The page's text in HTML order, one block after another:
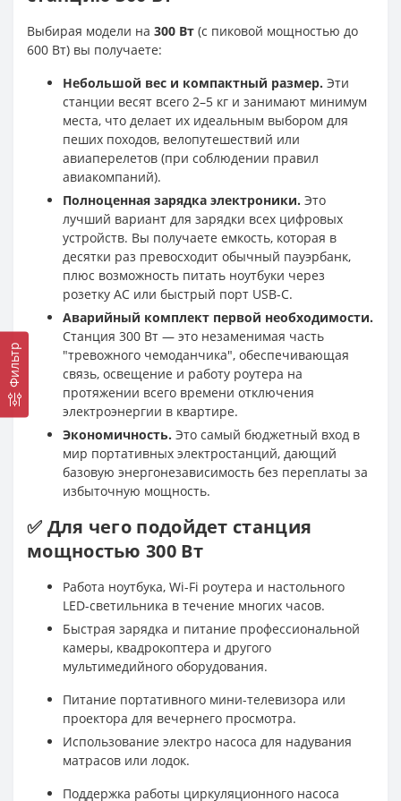
Фильтр
Выбирая модели на 300 Вт (с пиковой мощностью до
600 Вт) вы получаете:
Небольшой вес и компактный размер. Эти
станции весят всего 2–5 кг и занимают минимум
места, что делает их идеальным выбором для
пеших походов, велопутешествий или
авиаперелетов (при соблюдении правил
авиакомпаний).
Полноценная зарядка электроники. Это
лучший вариант для зарядки всех цифровых
устройств. Вы получаете емкость, которая в
десятки раз превосходит обычный пауэрбанк,
плюс возможность питать ноутбуки через
розетку AC или быстрый порт USB-C.
Аварийный комплект первой необходимости.
Станция 300 Вт — это незаменимая часть
"тревожного чемоданчика", обеспечивающая
связь, освещение и работу роутера на
протяжении всего времени отключения
электроэнергии в квартире.
Экономичность. Это самый бюджетный вход в
мир портативных электростанций, дающий
базовую энергонезависимость без переплаты за
избыточную мощность.
✅ Для чего подойдет станция
мощностью 300 Вт
Работа ноутбука, Wi-Fi роутера и настольного
LED-светильника в течение многих часов.
Быстрая зарядка и питание профессиональной
камеры, квадрокоптера и другого
мультимедийного оборудования.
Питание портативного мини-телевизора или
проектора для вечернего просмотра.
Использование электро насоса для надувания
матрасов или лодок.
Поддержка работы циркуляционного насоса